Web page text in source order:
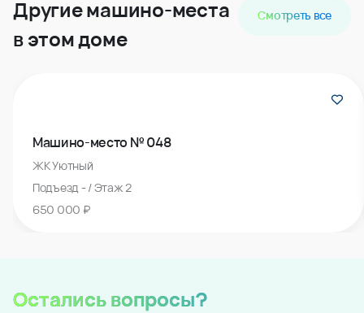
Другие машино-места
в этом доме
Смотреть все
Машино-место № 048
ЖК Уютный
Подъезд - / Этаж 2
650 000 ₽
Остались вопросы?